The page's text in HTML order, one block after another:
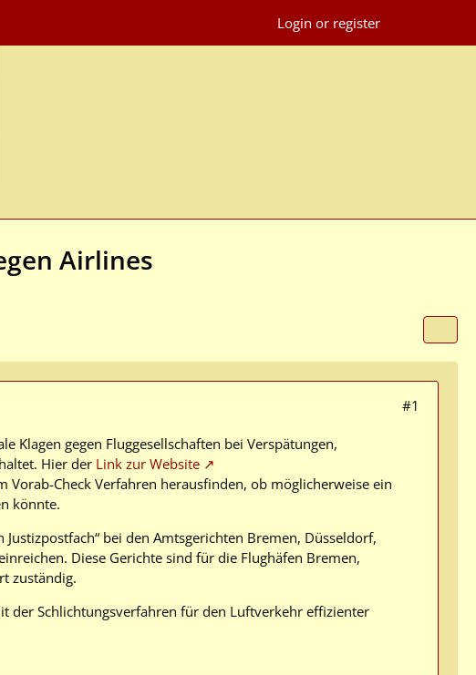
Login or register
Airlines
#1
Klagen gegen Fluggesellschaften bei Verspätungen,
Hier der Link zur Website
Check Verfahren herausfinden, ob möglicherweise ein
könnte.
bei den Amtsgerichten Bremen, Düsseldorf,
Diese Gerichte sind für die Flughäfen Bremen,
zuständig.
der Schlichtungsverfahren für den Luftverkehr effizienter